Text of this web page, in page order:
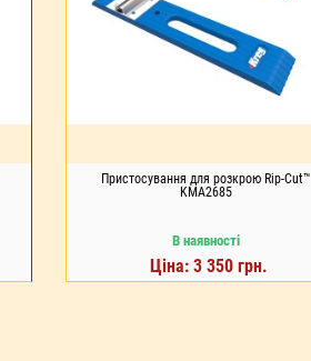
Пристосування для розкрою Rip-Cut™
KMA2685
В наявності
Ціна: 3 350 грн.